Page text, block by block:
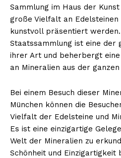
Sammlung im Haus der
große Vielfalt an Edelsteinen
kunstvoll präsentiert
Staatssammlung ist eine der
ihrer Art und beherbergt
an Mineralien aus der ganzen
Bei einem Besuch dieser
München können die
Vielfalt der Edelsteine und
Es ist eine einzigartige
Welt der Mineralien zu
Schönheit und Einzigartigkeit